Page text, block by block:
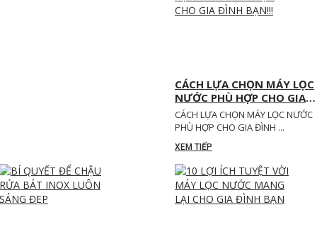
CÁCH LỰA CHỌN MÁY LỌC
NƯỚC PHÙ HỢP CHO GIA
ĐÌNH BẠN!!!
CÁCH LỰA CHỌN MÁY LỌC NƯỚC
PHÙ HỢP CHO GIA ĐÌNH ...
XEM TIẾP